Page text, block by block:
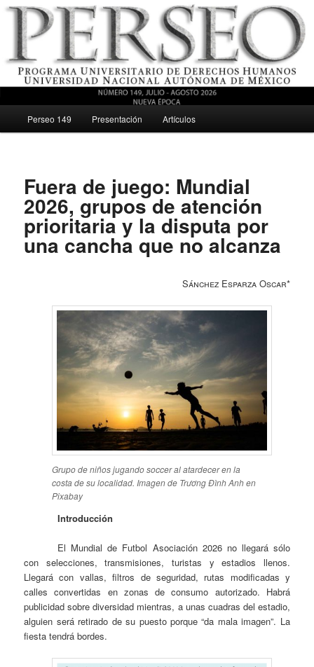
Ir al contenido secundario
Perseo 149 Presentación Artículos
Fuera de juego: Mundial
2026, grupos de atención
prioritaria y la disputa por
una cancha que no alcanza
Sánchez Esparza Oscar*
Grupo de niños jugando soccer al atardecer en la
costa de su localidad. Imagen de Trương Đình Anh en
Pixabay
Introducción
El Mundial de Futbol Asociación 2026 no llegará sólo
con selecciones, transmisiones, turistas y estadios llenos.
Llegará con vallas, filtros de seguridad, rutas modificadas y
calles convertidas en zonas de consumo autorizado. Habrá
publicidad sobre diversidad mientras, a unas cuadras del estadio,
alguien será retirado de su puesto porque “da mala imagen”. La
fiesta tendrá bordes.